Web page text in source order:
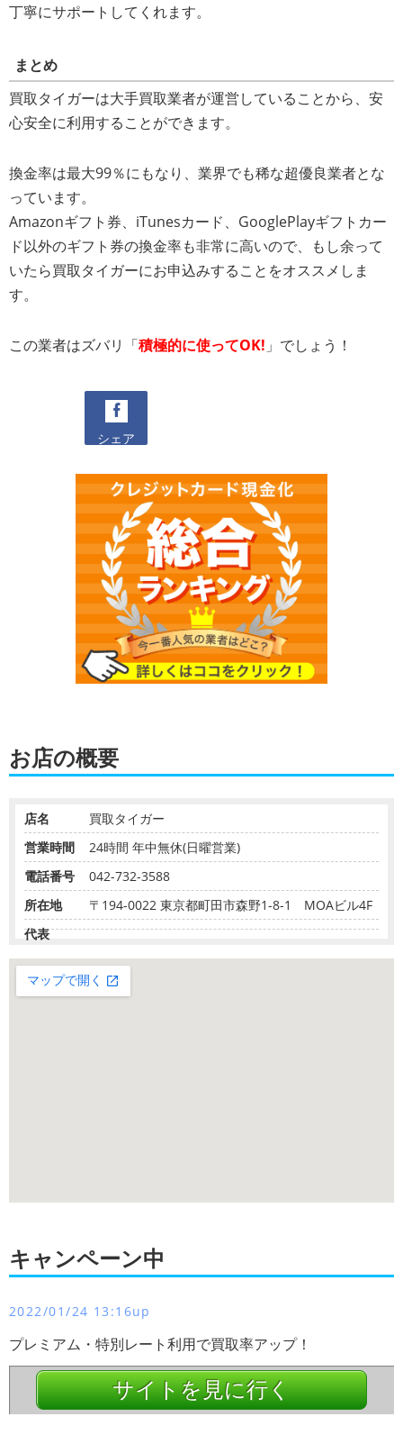
丁寧にサポートしてくれます。
まとめ
買取タイガーは大手買取業者が運営していることから、安
心安全に利用することができます。
換金率は最大99％にもなり、業界でも稀な超優良業者とな
っています。
Amazonギフト券、iTunesカード、GooglePlayギフトカー
ド以外のギフト券の換金率も非常に高いので、もし余って
いたら買取タイガーにお申込みすることをオススメしま
す。
この業者はズバリ「積極的に使ってOK! 」でしょう！
シェア
お店の概要
店名
買取タイガー
営業時間
24時間 年中無休(日曜営業)
電話番号
042-732-3588
所在地
〒194-0022 東京都町田市森野1-8-1 MOAビル4F
代表
キャンペーン中
2022/01/24 13:16up
プレミアム・特別レート利用で買取率アップ！
サイトを見に行く